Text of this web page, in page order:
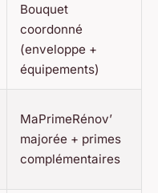
Bouquet
coordonné
(enveloppe +
équipements)
MaPrimeRénov’
majorée + primes
complémentaires